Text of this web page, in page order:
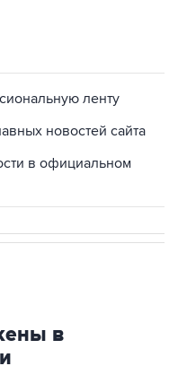
ленту
новостей сайта
в официальном
в